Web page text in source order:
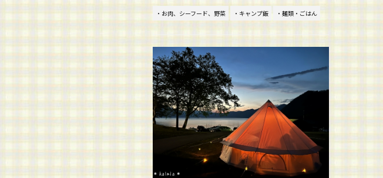
・お肉、シーフード、野菜 ・キャンプ飯 ・麺類・ごはん